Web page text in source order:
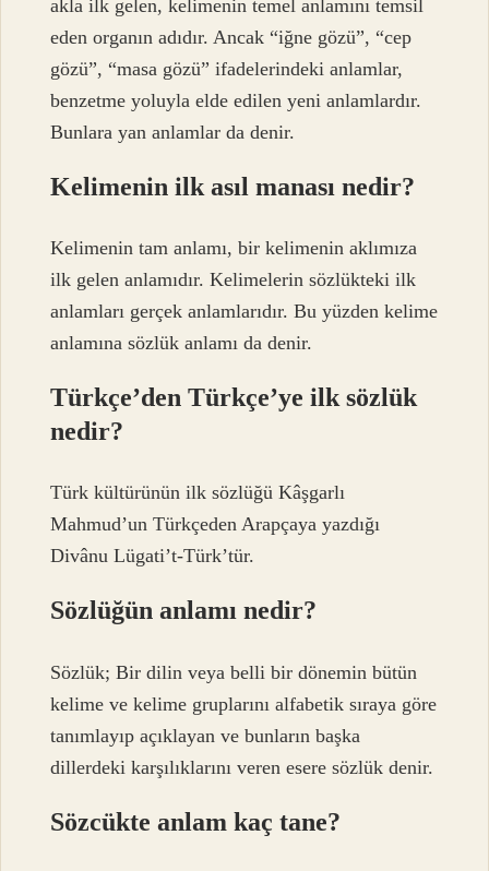
akla ilk gelen, kelimenin temel anlamını temsil
eden organın adıdır. Ancak “iğne gözü”, “cep
gözü”, “masa gözü” ifadelerindeki anlamlar,
benzetme yoluyla elde edilen yeni anlamlardır.
Bunlara yan anlamlar da denir.
Kelimenin ilk asıl manası nedir?
Kelimenin tam anlamı, bir kelimenin aklımıza
ilk gelen anlamıdır. Kelimelerin sözlükteki ilk
anlamları gerçek anlamlarıdır. Bu yüzden kelime
anlamına sözlük anlamı da denir.
Türkçe’den Türkçe’ye ilk sözlük
nedir?
Türk kültürünün ilk sözlüğü Kâşgarlı
Mahmud’un Türkçeden Arapçaya yazdığı
Divânu Lügati’t-Türk’tür.
Sözlüğün anlamı nedir?
Sözlük; Bir dilin veya belli bir dönemin bütün
kelime ve kelime gruplarını alfabetik sıraya göre
tanımlayıp açıklayan ve bunların başka
dillerdeki karşılıklarını veren esere sözlük denir.
Sözcükte anlam kaç tane?